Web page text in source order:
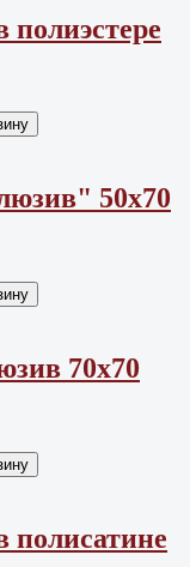
50х70
70х70
полисатине